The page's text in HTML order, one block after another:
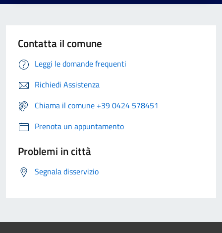
Contatta il comune
Leggi le domande frequenti
Richiedi Assistenza
Chiama il comune +39 0424 578451
Prenota un appuntamento
Problemi in città
Segnala disservizio